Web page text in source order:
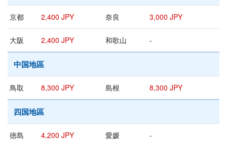
京都 2,400 JPY 奈良 3,000 JPY
大阪 2,400 JPY 和歌山 -
中国地區
鳥取 8,300 JPY 島根 8,300 JPY
四国地區
徳島 4,200 JPY 愛媛 -